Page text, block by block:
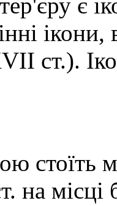
є
ст.).
стоїть
на